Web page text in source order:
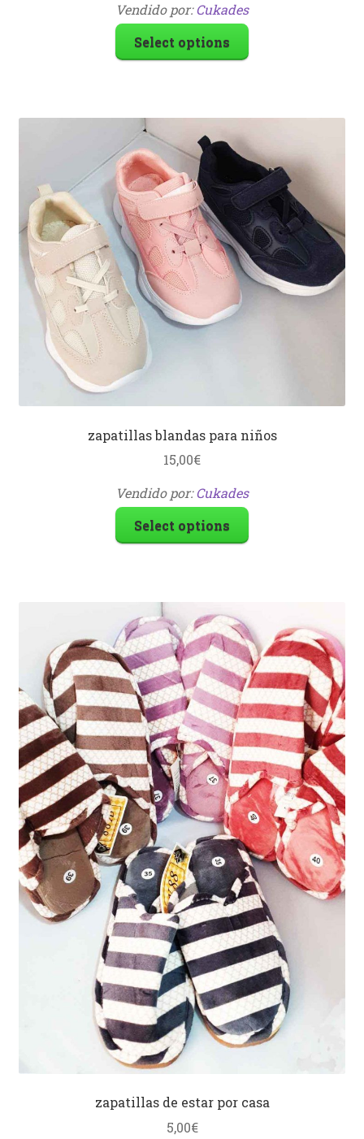
Vendido por:Cukades
Select options
zapatillas blandas para niños
15,00€
Vendido por:Cukades
Select options
zapatillas de estar por casa
5,00€